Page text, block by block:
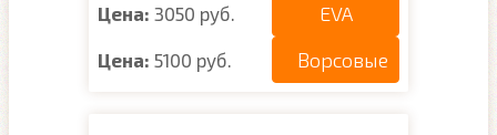
Цена: 3050 руб. EVA
Цена: 5100 руб. Ворсовые